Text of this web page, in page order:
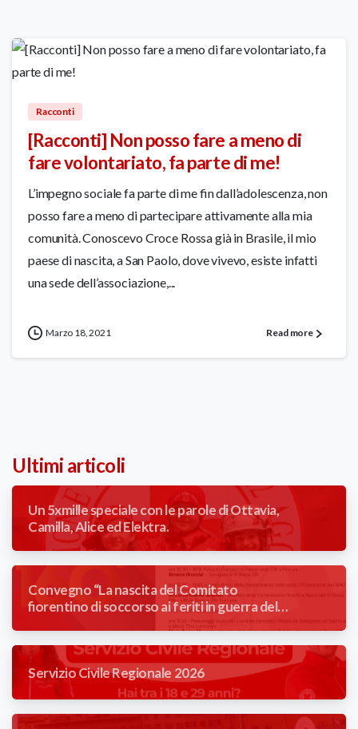
0
Racconti
[Racconti] Non posso fare a meno di
fare volontariato, fa parte di me!
L’impegno sociale fa parte di me fin dall’adolescenza, non
posso fare a meno di partecipare attivamente alla mia
comunità. Conoscevo Croce Rossa già in Brasile, il mio
paese di nascita, a San Paolo, dove vivevo, esiste infatti
una sede dell’associazione,...
Marzo 18, 2021 Read more
Ultimi articoli
Un 5xmille speciale con le parole di Ottavia,
Camilla, Alice ed Elektra.
Convegno “La nascita del Comitato
fiorentino di soccorso ai feriti in guerra del
Comune di Firenze” 1866/2026
Servizio Civile Regionale 2026